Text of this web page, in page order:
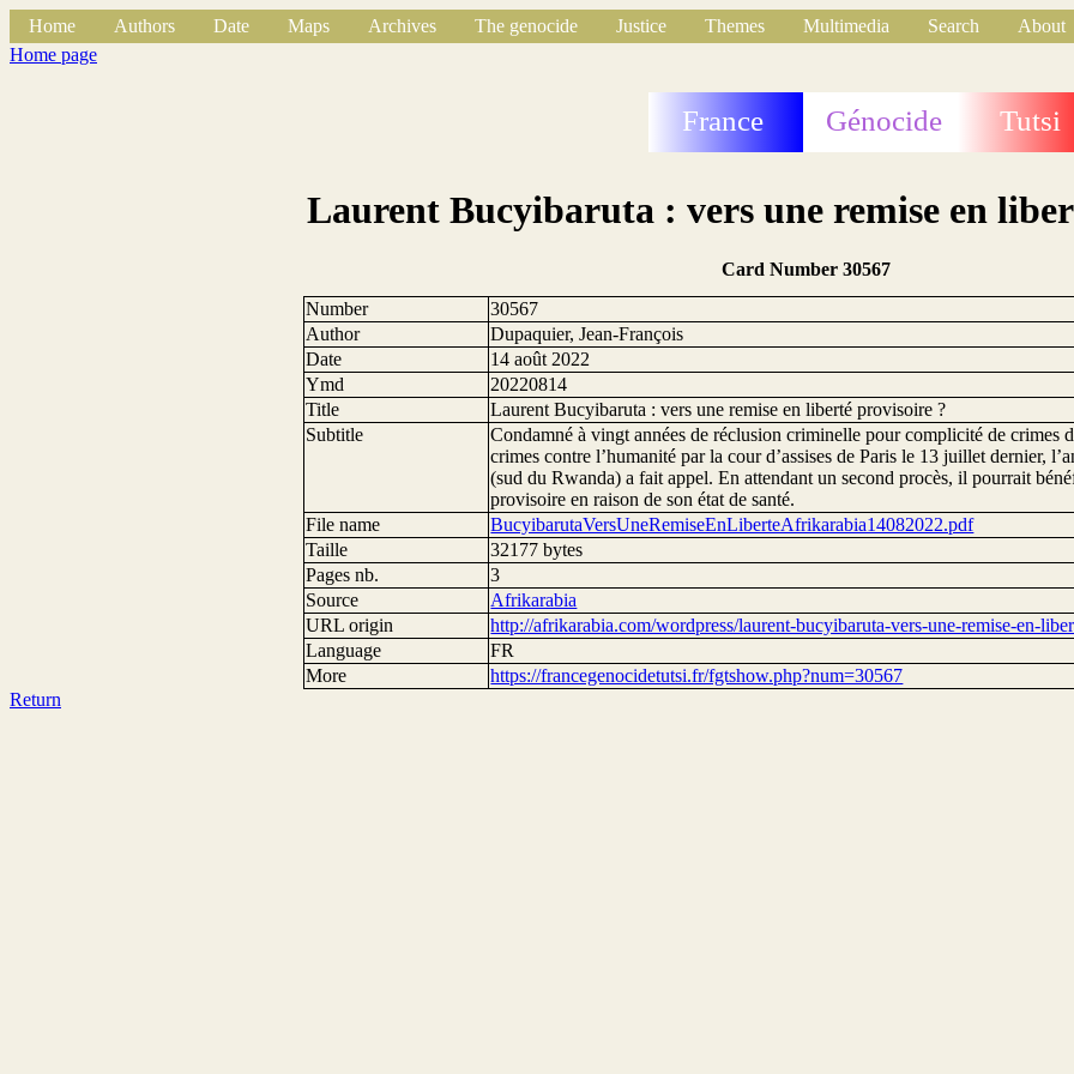
Home Authors Date Maps Archives The genocide Justice Themes Multimedia Search
About
Home page
France Génocide Tutsi
Laurent Bucyibaruta : vers une remise en
Card Number 30567
Number
30567
Author
Dupaquier, Jean-François
Date
14 août 2022
Ymd
20220814
Title
Laurent Bucyibaruta : vers une remise en liberté provisoire ?
Subtitle
Condamné à vingt années de réclusion criminelle pour complicité de crimes
crimes contre l’humanité par la cour d’assises de Paris le 13 juillet dernier,
(sud du Rwanda) a fait appel. En attendant un second procès, il pourrait
provisoire en raison de son état de santé.
File name
BucyibarutaVersUneRemiseEnLiberteAfrikarabia14082022.pdf
Taille
32177 bytes
Pages nb.
3
Source
Afrikarabia
URL origin
http://afrikarabia.com/wordpress/laurent-bucyibaruta-vers-une-remise-en-
Language
FR
More
https://francegenocidetutsi.fr/fgtshow.php?num=30567
Return